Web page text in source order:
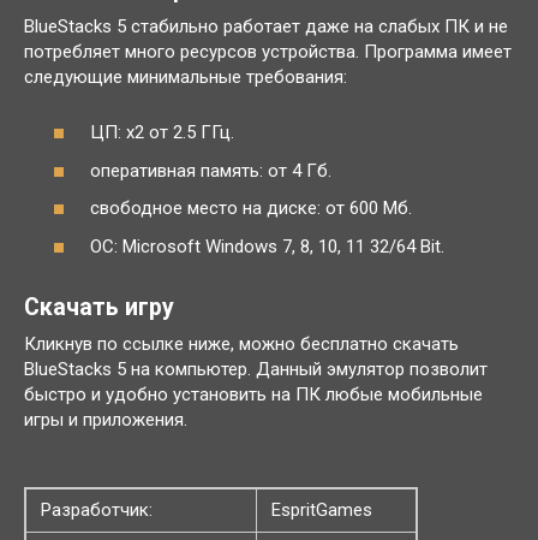
BlueStacks 5 стабильно работает даже на слабых ПК и не
потребляет много ресурсов устройства. Программа имеет
следующие минимальные требования:
ЦП: x2 от 2.5 ГГц.
оперативная память: от 4 Гб.
свободное место на диске: от 600 Мб.
ОС: Microsoft Windows 7, 8, 10, 11 32/64 Bit.
Скачать игру
Кликнув по ссылке ниже, можно бесплатно скачать
BlueStacks 5 на компьютер. Данный эмулятор позволит
быстро и удобно установить на ПК любые мобильные
игры и приложения.
Разработчик:
EspritGames